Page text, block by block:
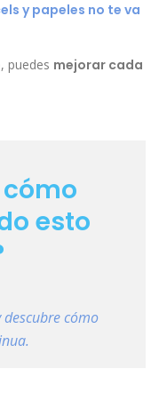
y papeles no te va
, puedes mejorar cada
cómo
esto
cómo